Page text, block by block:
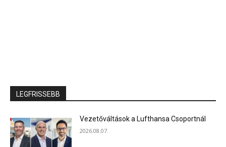
LEGFRISSEBB
Vezetőváltások a Lufthansa Csoportnál
2026.08.07.